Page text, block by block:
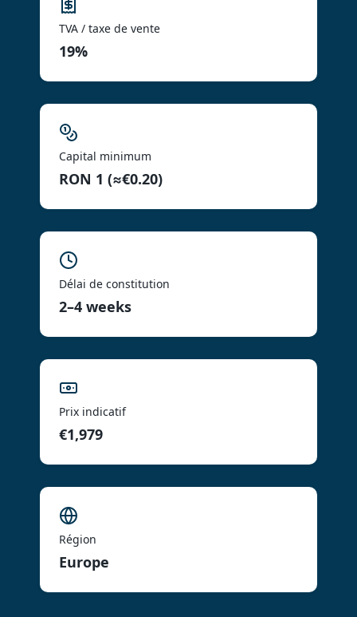
TVA / taxe de vente
19%
Capital minimum
RON 1 (≈€0.20)
Délai de constitution
2–4 weeks
Prix indicatif
€1,979
Région
Europe